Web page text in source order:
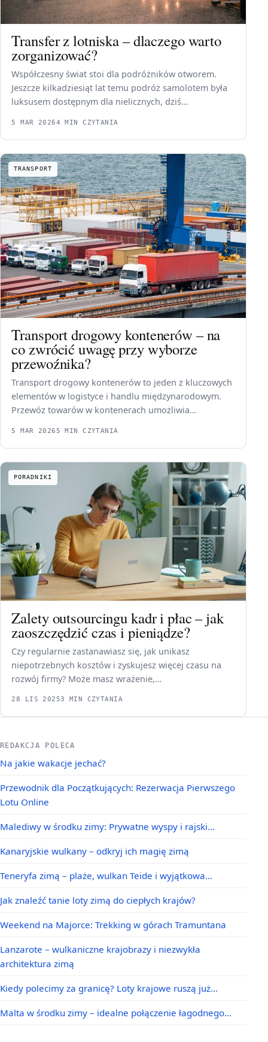
Transfer z lotniska – dlaczego warto
zorganizować?
Współczesny świat stoi dla podróżników otworem.
Jeszcze kilkadziesiąt lat temu podróż samolotem była
luksusem dostępnym dla nielicznych, dziś…
5 MAR 20264 MIN CZYTANIA
TRANSPORT
Transport drogowy kontenerów – na
co zwrócić uwagę przy wyborze
przewoźnika?
Transport drogowy kontenerów to jeden z kluczowych
elementów w logistyce i handlu międzynarodowym.
Przewóz towarów w kontenerach umożliwia…
5 MAR 2026 5 MIN CZYTANIA
PORADNIKI
Zalety outsourcingu kadr i płac – jak
zaoszczędzić czas i pieniądze?
Czy regularnie zastanawiasz się, jak unikasz
niepotrzebnych kosztów i zyskujesz więcej czasu na
rozwój firmy? Może masz wrażenie,…
28 LIS 20253 MIN CZYTANIA
REDAKCJA POLECA
Na jakie wakacje jechać?
Przewodnik dla Początkujących: Rezerwacja Pierwszego
Lotu Online
Malediwy w środku zimy: Prywatne wyspy i rajski…
Kanaryjskie wulkany – odkryj ich magię zimą
Teneryfa zimą – plaże, wulkan Teide i wyjątkowa…
Jak znaleźć tanie loty zimą do ciepłych krajów?
Weekend na Majorce: Trekking w górach Tramuntana
Lanzarote – wulkaniczne krajobrazy i niezwykła
architektura zimą
Kiedy polecimy za granicę? Loty krajowe ruszą już…
Malta w środku zimy – idealne połączenie łagodnego…